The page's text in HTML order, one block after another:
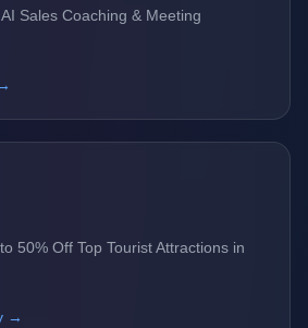
Sales Coaching & Meeting
50% Off Top Tourist Attractions in
→